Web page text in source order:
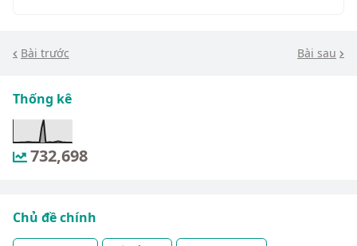
Bài trước Bài sau
Thống kê
732,698
Chủ đề chính